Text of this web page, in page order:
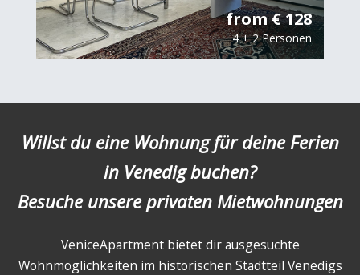
from € 128
4 + 2 Personen
Willst du eine Wohnung für deine Ferien
in Venedig buchen?
Besuche unsere privaten Mietwohnungen
VeniceApartment bietet dir ausgesuchte
Wohnmöglichkeiten im historischen Stadtteil Venedigs